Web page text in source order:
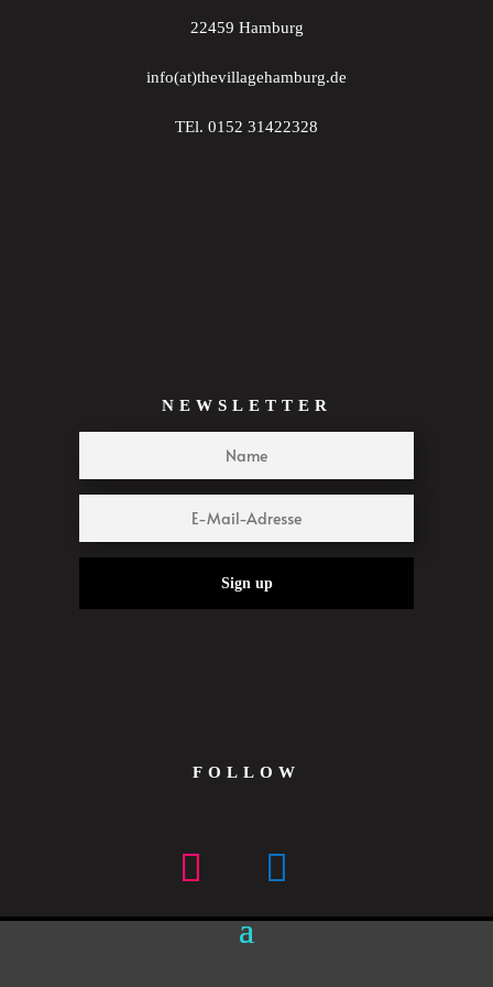
22459 Hamburg
info(at)thevillagehamburg.de
TEl. 0152 31422328
NEWSLETTER
Sign up
FOLLOW